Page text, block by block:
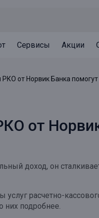
Система страхования
Архив вкладов
Привилегии для
Реструктуризация
Документы
Кешбэк
Сервисы
Акции
от Норвик Банка
от
доход, он
расчетно-
них подробнее.